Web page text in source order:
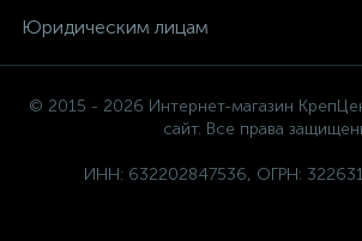
Юридическим лицам
© 2015 - 2026 Интернет-магазин
сайт. Все права
ИНН: 632202847536, ОГРН: